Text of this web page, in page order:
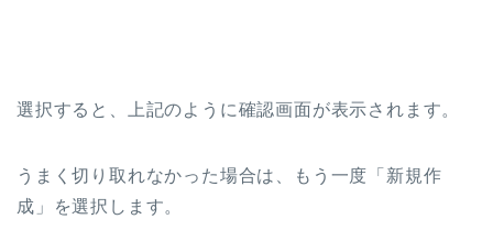
選択すると、上記のように確認画面が表示されます。
うまく切り取れなかった場合は、もう一度「新規作
成」を選択します。